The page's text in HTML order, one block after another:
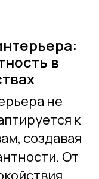
в
не
к
создавая
От